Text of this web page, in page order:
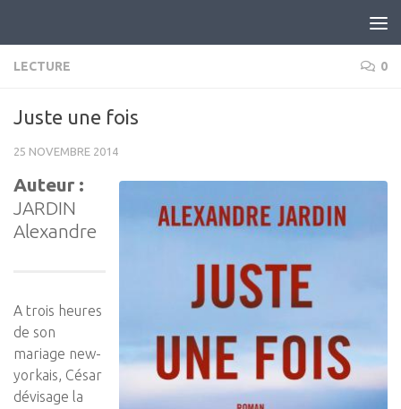
LECTURE 0
Juste une fois
25 NOVEMBRE 2014
Auteur :
JARDIN
Alexandre
A trois heures
de son
mariage new-
yorkais, César
dévisage la